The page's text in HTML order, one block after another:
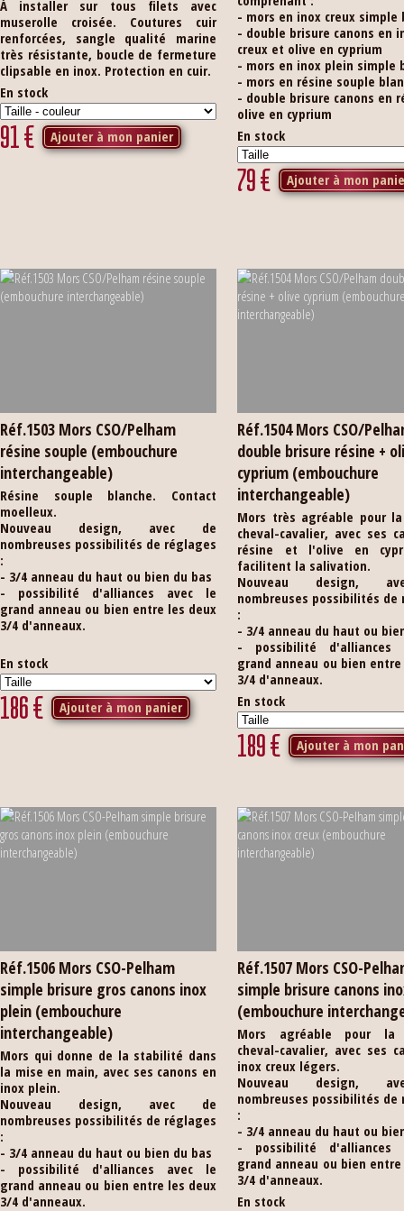
À installer sur tous filets avec
muserolle croisée. Coutures cuir
renforcées, sangle qualité marine
très résistante, boucle de fermeture
clipsable en inox. Protection en cuir.
En stock
91€ Ajouter à mon panier
- mors en inox creux simple
- double brisure canons en
creux et olive en cyprium
- mors en inox plein simple
- mors en résine souple
- double brisure canons en
olive en cyprium
En stock
79€ Ajouter à mon
Réf.1503 Mors CSO/Pelham
résine souple (embouchure
interchangeable)
Résine souple blanche. Contact
moelleux.
Nouveau design, avec de
nombreuses possibilités de réglages
:
- 3/4 anneau du haut ou bien du bas
- possibilité d'alliances avec le
grand anneau ou bien entre les deux
3/4 d'anneaux.
En stock
186€ Ajouter à mon panier
Réf.1504 Mors CSO/
double brisure résine +
cyprium (embouchure
interchangeable)
Mors très agréable pour
cheval-cavalier, avec ses
résine et l'olive en
facilitent la salivation.
Nouveau design,
nombreuses possibilités de
:
- 3/4 anneau du haut ou
- possibilité d'alliances
grand anneau ou bien
3/4 d'anneaux.
En stock
189€ Ajouter à mon
Réf.1506 Mors CSO-Pelham
simple brisure gros canons inox
plein (embouchure
interchangeable)
Mors qui donne de la stabilité dans
la mise en main, avec ses canons en
inox plein.
Nouveau design, avec de
nombreuses possibilités de réglages
:
- 3/4 anneau du haut ou bien du bas
- possibilité d'alliances avec le
grand anneau ou bien entre les deux
3/4 d'anneaux.
Réf.1507 Mors CSO-
simple brisure canons
(embouchure
Mors agréable pour la
cheval-cavalier, avec ses
inox creux légers.
Nouveau design,
nombreuses possibilités de
:
- 3/4 anneau du haut ou
- possibilité d'alliances
grand anneau ou bien
3/4 d'anneaux.
En stock